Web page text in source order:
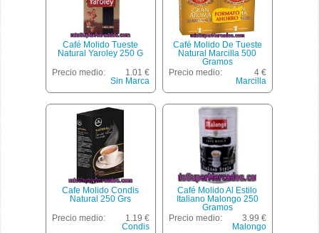
Café Molido Tueste
Natural Yaroley 250 G
Precio medio:
1.01 €
Sin Marca
Café Molido De Tueste
Natural Marcilla 500
Gramos
Precio medio:
4 €
Marcilla
Cafe Molido Condis
Natural 250 Grs
Precio medio:
1.19 €
Condis
Café Molido Al Estilo
Italiano Malongo 250
Gramos
Precio medio:
3.99 €
Malongo